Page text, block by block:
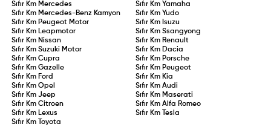
Sıfır Km Mercedes Sıfır Km Yamaha
Sıfır Km Mercedes-Benz Kamyon Sıfır Km Yudo
Sıfır Km Peugeot Motor Sıfır Km Isuzu
Sıfır Km Leapmotor Sıfır Km Ssangyong
Sıfır Km Nissan Sıfır Km Renault
Sıfır KmSuzuki Motor Sıfır Km Dacia
Sıfır KmCupra Sıfır Km Porsche
Sıfır KmGazelle Sıfır Km Peugeot
Sıfır Km Ford Sıfır Km Kia
Sıfır KmOpel Sıfır Km Audi
Sıfır KmJeep Sıfır Km Maserati
Sıfır KmCitroen Sıfır Km Alfa Romeo
Sıfır Km Lexus Sıfır Km
Tesla
Sıfır Km
Toyota